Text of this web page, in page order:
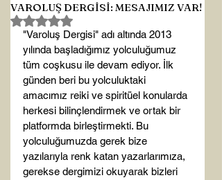
VAROLUŞ DERGİSİ: MESAJIMIZ VAR!
5 üzerinden NaN yıldız
"Varoluş Dergisi" adı altında 2013
yılında başladığımız yolculuğumuz
tüm coşkusu ile devam ediyor. İlk
günden beri bu yolculuktaki
amacımız reiki ve spiritüel konularda
herkesi bilinçlendirmek ve ortak bir
platformda birleştirmekti. Bu
yolculuğumuzda gerek bize
yazılarıyla renk katan yazarlarımıza,
gerekse dergimizi okuyarak bizleri